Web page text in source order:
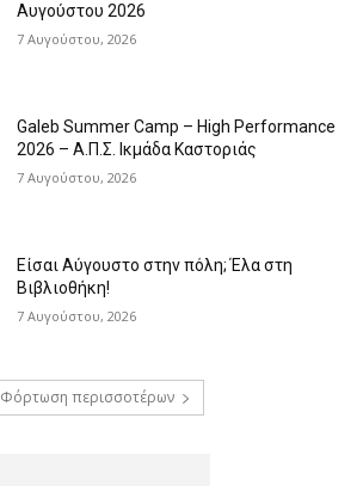
Αυγούστου 2026
7 Αυγούστου, 2026
Galeb Summer Camp – High Performance
2026 – Α.Π.Σ. Ικμάδα Καστοριάς
7 Αυγούστου, 2026
Είσαι Αύγουστο στην πόλη; Έλα στη
Βιβλιοθήκη!
7 Αυγούστου, 2026
Φόρτωση περισσοτέρων